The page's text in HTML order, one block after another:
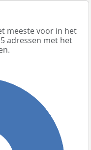
meeste voor in het
adressen met het